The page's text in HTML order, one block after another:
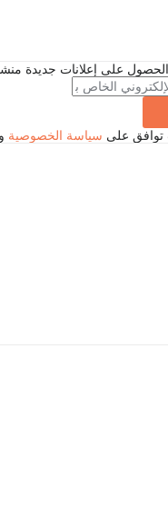
على إعلانات جديدة
توافق على سياسة الخصوصية و